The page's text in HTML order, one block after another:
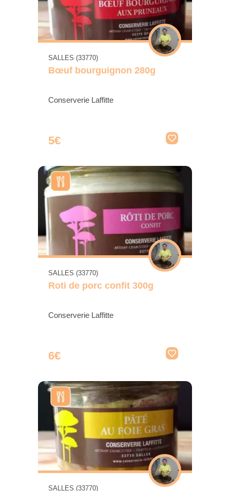
SALLES (33770)
Bœuf bourguignon 280g
Conserverie Laffitte
5€
SALLES (33770)
Roti de porc confit 300g
Conserverie Laffitte
6€
SALLES (33770)